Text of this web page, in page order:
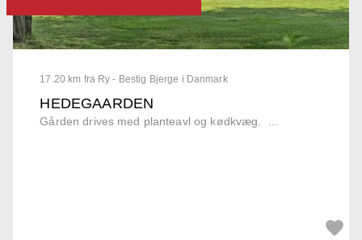
17.20 km fra Ry - Bestig Bjerge i Danmark
HEDEGAARDEN
Gården drives med planteavl og kødkvæg. ...